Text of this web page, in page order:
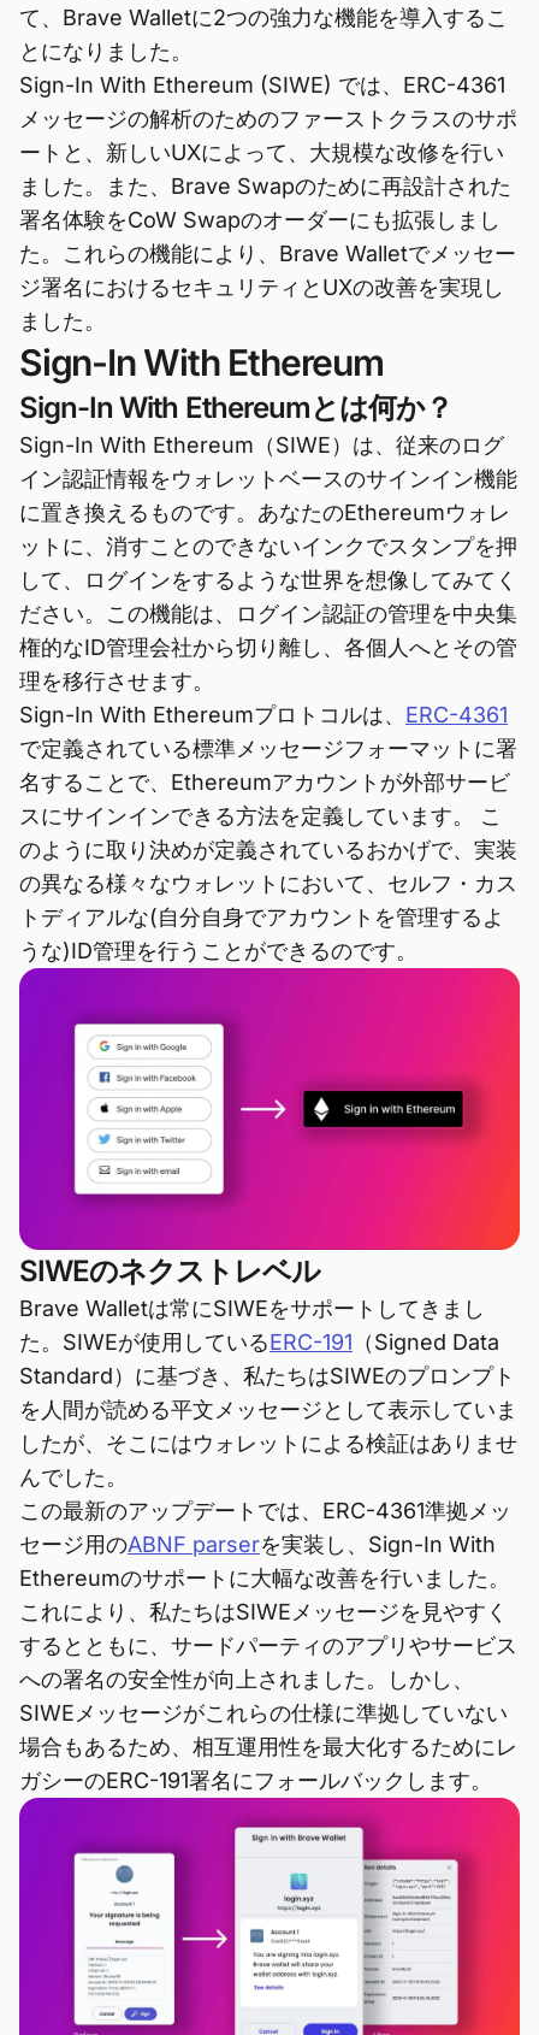
て、Brave Walletに2つの強力な機能を導入するこ
とになりました。
Sign-In With Ethereum (SIWE) では、ERC-4361
メッセージの解析のためのファーストクラスのサポ
ートと、新しいUXによって、大規模な改修を行い
ました。また、Brave Swapのために再設計された
署名体験をCoW Swapのオーダーにも拡張しまし
た。これらの機能により、Brave Walletでメッセー
ジ署名におけるセキュリティとUXの改善を実現し
ました。
Sign-In With Ethereum
Sign-In With Ethereumとは何か？
Sign-In With Ethereum（SIWE）は、従来のログ
イン認証情報をウォレットベースのサインイン機能
に置き換えるものです。あなたのEthereumウォレ
ットに、消すことのできないインクでスタンプを押
して、ログインをするような世界を想像してみてく
ださい。この機能は、ログイン認証の管理を中央集
権的なID管理会社から切り離し、各個人へとその管
理を移行させます。
Sign-In With Ethereumプロトコルは、 ERC-4361
で定義されている標準メッセージフォーマットに署
名することで、Ethereumアカウントが外部サービ
スにサインインできる方法を定義しています。 こ
のように取り決めが定義されているおかげで、実装
の異なる様々なウォレットにおいて、セルフ・カス
トディアルな(自分自身でアカウントを管理するよ
うな)ID管理を行うことができるのです。
SIWEのネクストレベル
Brave Walletは常にSIWEをサポートしてきまし
た。SIWEが使用しているERC-191 （Signed Data
Standard）に基づき、私たちはSIWEのプロンプト
を人間が読める平文メッセージとして表示していま
したが、そこにはウォレットによる検証はありませ
んでした。
この最新のアップデートでは、ERC-4361準拠メッ
セージ用のABNF parserを実装し、Sign-In With
Ethereumのサポートに大幅な改善を行いました。
これにより、私たちはSIWEメッセージを見やすく
するとともに、サードパーティのアプリやサービス
への署名の安全性が向上されました。しかし、
SIWEメッセージがこれらの仕様に準拠していない
場合もあるため、相互運用性を最大化するためにレ
ガシーのERC-191署名にフォールバックします。